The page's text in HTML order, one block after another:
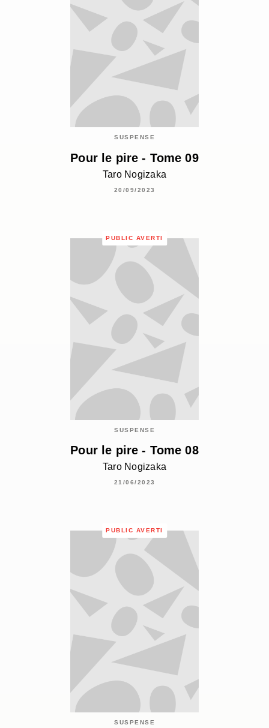
SUSPENSE
Pour le pire - Tome 09
Taro Nogizaka
20/09/2023
PUBLIC AVERTI
SUSPENSE
Pour le pire - Tome 08
Taro Nogizaka
21/06/2023
PUBLIC AVERTI
SUSPENSE